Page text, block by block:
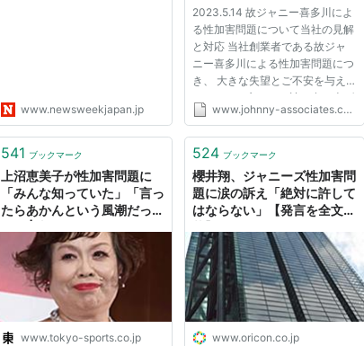
www.newsweekjapan.jp
2023.5.14 故ジャニー喜多川によ
る性加害問題について当社の見解
と対応 当社創業者である故ジャ
ニー喜多川による性加害問題につ
き、 大きな失望とご不安を与え
てしまい、心よりお詫び申し上げ
ます。 各方面から頂いておりま
する事務所の見解及び 今後の対
島...
www.johnny-associates.co.jp
541 ブックマーク
上沼恵美子が性加害問題に
「みんな知っていた」「言っ
たらあかんという風潮だっ
www.tokyo-sports.co.jp
524 ブックマーク
櫻井翔、ジャニーズ性加害問
題に涙の訴え「絶対に許して
はならない」【発言を全文掲
www.oricon.co.jp